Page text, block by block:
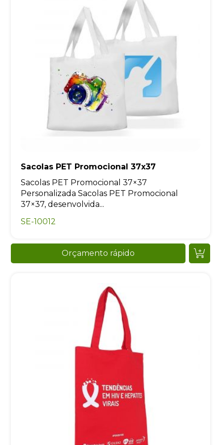
Sacolas PET Promocional 37x37
Sacolas PET Promocional 37×37
Personalizada Sacolas PET Promocional
37×37, desenvolvida...
SE-10012
Orçamento rápido